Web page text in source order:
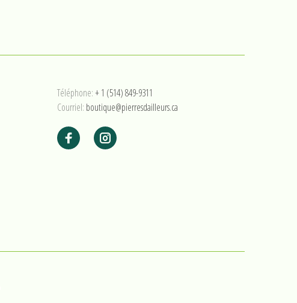
Téléphone:+ 1 (514) 849-9311
Courriel: boutique@pierresdailleurs.ca